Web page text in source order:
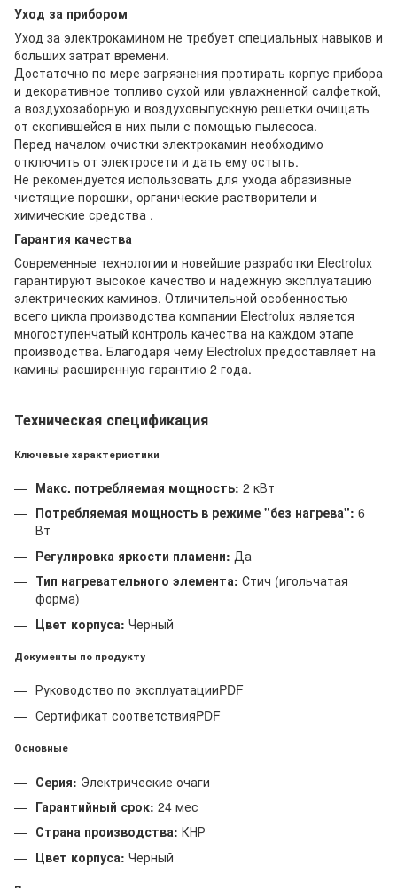
Уход за прибором
Уход за электрокамином не требует специальных навыков и
больших затрат времени.
Достаточно по мере загрязнения протирать корпус прибора
и декоративное топливо сухой или увлажненной салфеткой,
а воздухозаборную и воздуховыпускную решетки очищать
от скопившейся в них пыли с помощью пылесоса.
Перед началом очистки электрокамин необходимо
отключить от электросети и дать ему остыть.
Не рекомендуется использовать для ухода абразивные
чистящие порошки, органические растворители и
химические средства .
Гарантия качества
Современные технологии и новейшие разработки Electrolux
гарантируют высокое качество и надежную эксплуатацию
электрических каминов. Отличительной особенностью
всего цикла производства компании Electrolux является
многоступенчатый контроль качества на каждом этапе
производства. Благодаря чему Electrolux предоставляет на
камины расширенную гарантию 2 года.
Техническая спецификация
Ключевые характеристики
Макс. потребляемая мощность: 2 кВт
Потребляемая мощность в режиме "без нагрева": 6
Вт
Регулировка яркости пламени: Да
Тип нагревательного элемента: Стич (игольчатая
форма)
Цвет корпуса: Черный
Документы по продукту
Руководство по эксплуатацииPDF
Сертификат соответствияPDF
Основные
Серия: Электрические очаги
Гарантийный срок: 24 мес
Страна производства: КНР
Цвет корпуса: Черный